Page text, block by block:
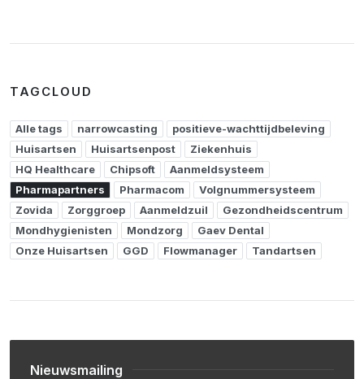
TAGCLOUD
Alle tags narrowcasting
positieve-wachttijdbeleving
Huisartsen
Huisartsenpost
Ziekenhuis
HQ Healthcare
Chipsoft
Aanmeldsysteem
Pharmapartners
Pharmacom
Volgnummersysteem
Zovida
Zorggroep Aanmeldzuil
Gezondheidscentrum
Mondhygienisten
Mondzorg
Gaev Dental
Onze Huisartsen
GGD Flowmanager Tandartsen
Nieuwsmailing